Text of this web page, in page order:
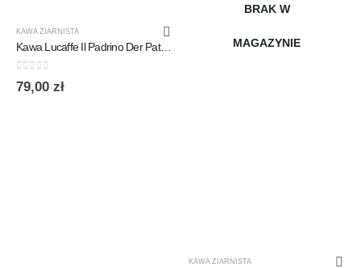
KAWA ZIARNISTA
Kawa Lucaffe Il Padrino Der Pate 1kg ziarnista
0out of 5
79,00 zł
BRAK W
MAGAZYNIE
KAWA ZIARNISTA